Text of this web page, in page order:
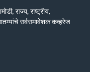
राज्य, राष्ट्रीय,
सर्वसमावेशक कव्हरेज